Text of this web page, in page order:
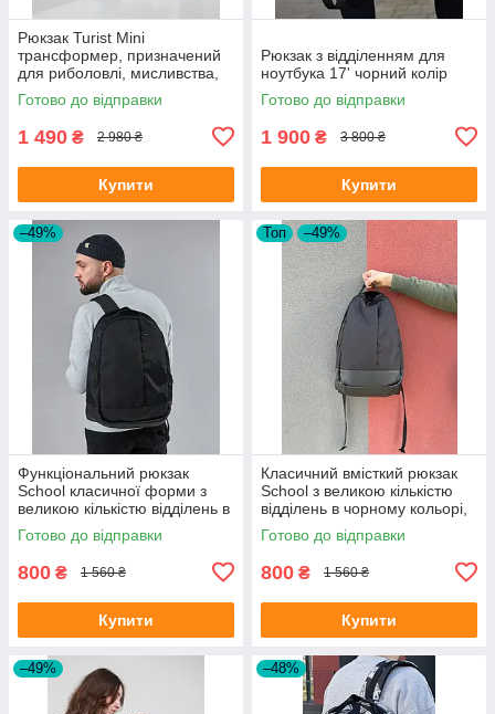
Рюкзак Turist Mini
трансформер, призначений
для риболовлі, мисливства,
туризму, на 30-50л, колір
піксель
Готово до відправки
1 490 ₴ 2 980 ₴
Купити
Рюкзак з відділенням для
ноутбука 17' чорний колір
Готово до відправки
1 900 ₴ 3 800 ₴
Купити
–49%
Функціональний рюкзак
School класичної форми з
великою кількістю відділень в
чорному кольорі, 30л
Готово до відправки
800 ₴ 1 560 ₴
Купити
Топ –49%
Класичний вмісткий рюкзак
School з великою кількістю
відділень в чорному кольорі,
30л
Готово до відправки
800 ₴ 1 560 ₴
Купити
–49% –48%